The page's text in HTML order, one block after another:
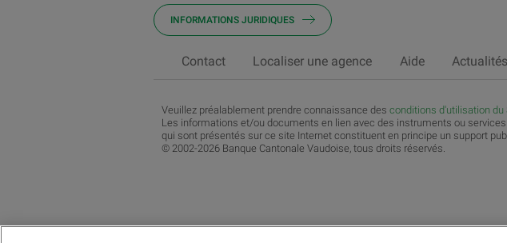
INFORMATIONS JURIDIQUES
Contact Localiser une agence Aide Actualités
Veuillez préalablement prendre connaissance des conditions d'utilisation du
Les informations et/ou documents en lien avec des instruments ou
qui sont présentés sur ce site Internet constituent en principe un support
© 2002-2026 Banque Cantonale Vaudoise, tous droits réservés.